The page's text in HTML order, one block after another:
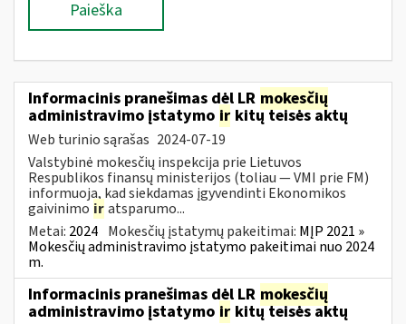
Paieška
Informacinis pranešimas dėl LR mokesčių
administravimo įstatymo ir kitų teisės aktų
Web turinio sąrašas 2024-07-19
Valstybinė mokesčių inspekcija prie Lietuvos
Respublikos finansų ministerijos (toliau — VMI prie FM)
informuoja, kad siekdamas įgyvendinti Ekonomikos
gaivinimo iratsparumo...
Metai: 2024 Mokesčių įstatymų pakeitimai: MĮP 2021 »
Mokesčių administravimo įstatymo pakeitimai nuo 2024
m.
Informacinis pranešimas dėl LR mokesčių
administravimo įstatymo ir kitų teisės aktų